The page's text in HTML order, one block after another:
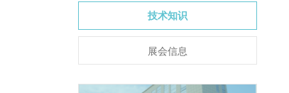
技术知识
展会信息